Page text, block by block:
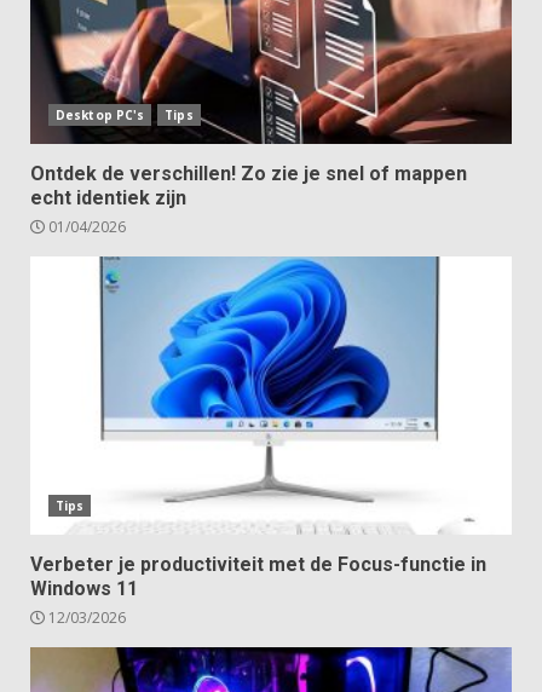
Desktop PC's Tips
Ontdek de verschillen! Zo zie je snel of mappen
echt identiek zijn
01/04/2026
Tips
Verbeter je productiviteit met de Focus-functie in
Windows 11
12/03/2026